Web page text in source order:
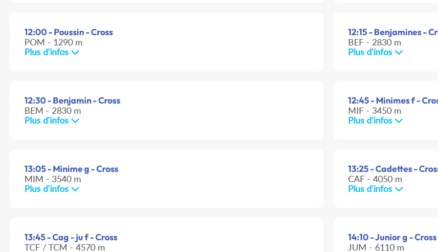
12:00 - Poussin - Cross
POM - 1290 m
Plus d'infos
12:15 - Benjamines -
BEF - 2830 m
Plus d'infos
12:30 - Benjamin - Cross
BEM - 2830 m
Plus d'infos
12:45 - Minimes f -
MIF - 3450 m
Plus d'infos
13:05 - Minime g - Cross
MIM - 3540 m
Plus d'infos
13:25 - Cadettes -
CAF - 4050 m
Plus d'infos
13:45 - Cag - ju f - Cross
TCF / TCM - 4570 m
14:10 - Junior g - Cross
JUM - 6110 m